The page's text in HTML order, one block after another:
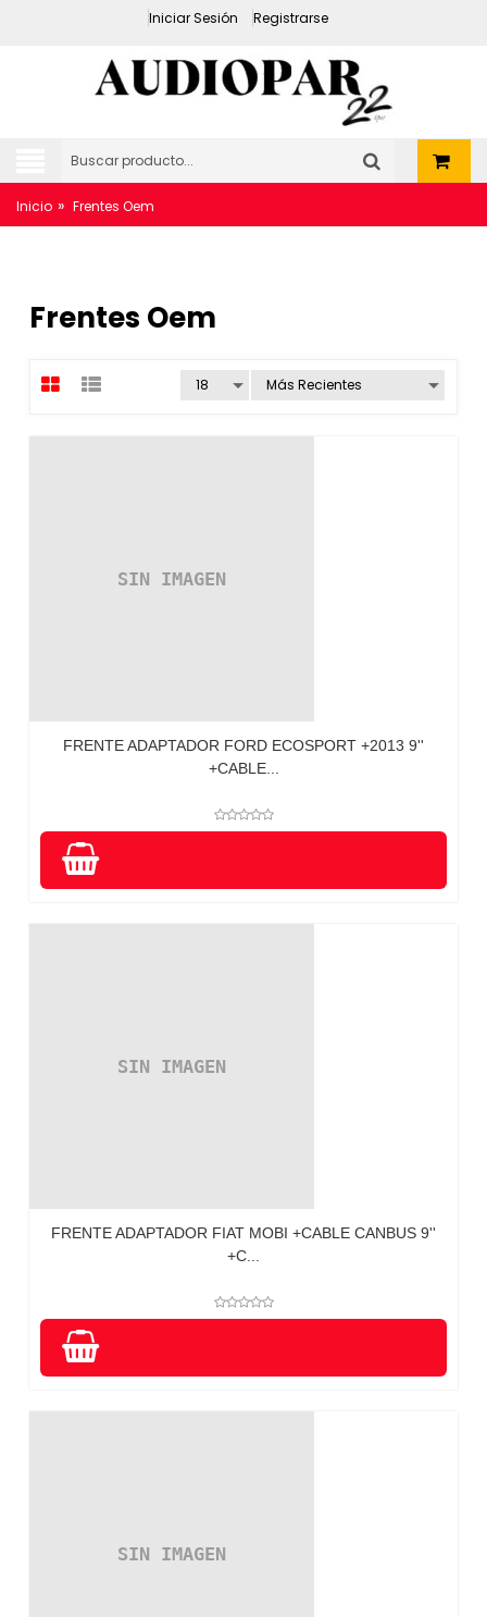
Iniciar Sesión Registrarse
Inicio » Frentes Oem
Frentes Oem
FRENTE ADAPTADOR FORD ECOSPORT +2013 9''
+CABLE...
FRENTE ADAPTADOR FIAT MOBI +CABLE CANBUS 9''
+C...